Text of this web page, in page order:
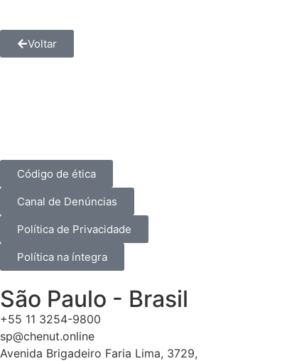
Voltar
Código de ética
Canal de Denúncias
Política de Privacidade
Política na íntegra
São Paulo - Brasil
+55 11 3254-9800
sp@chenut.online
Avenida Brigadeiro Faria Lima, 3729,